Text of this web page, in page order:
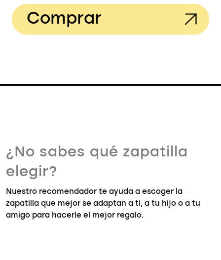
Comprar
¿No sabes qué zapatilla
elegir?
Nuestro recomendador te ayuda a escoger la
zapatilla que mejor se adaptan a ti, a tu hijo o a tu
amigo para hacerle el mejor regalo.